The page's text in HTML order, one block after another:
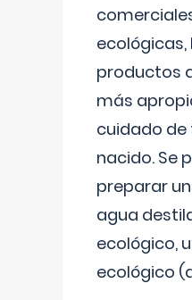
ecológicas,
productos
más
cuidado de
nacido. Se
preparar
agua
ecológico,
ecológico